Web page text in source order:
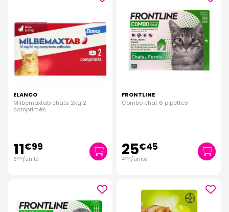
ELANCO
Milbemaxtab chats 2kg 2
comprimés
11€99
6€00/unité
FRONTLINE
Combo chat 6 pipettes
25€45
4€24 /unité